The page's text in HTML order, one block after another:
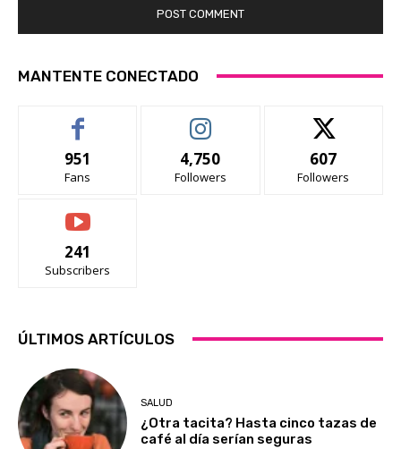
MANTENTE CONECTADO
951
Fans
4,750
Followers
607
Followers
241
Subscribers
ÚLTIMOS ARTÍCULOS
SALUD
¿Otra tacita? Hasta cinco tazas de
café al día serían seguras